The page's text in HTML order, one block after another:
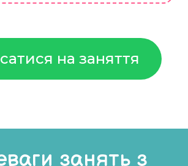
на заняття
занять з